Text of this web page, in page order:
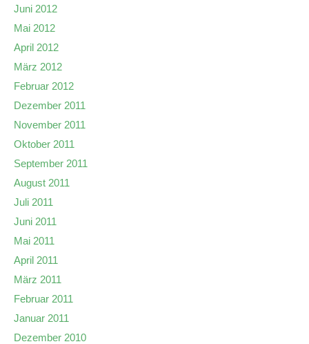
Juni 2012
Mai 2012
April 2012
März 2012
Februar 2012
Dezember 2011
November 2011
Oktober 2011
September 2011
August 2011
Juli 2011
Juni 2011
Mai 2011
April 2011
März 2011
Februar 2011
Januar 2011
Dezember 2010